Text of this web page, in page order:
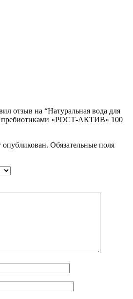
отзыв на “Натуральная вода для
«РОСТ-АКТИВ» 100
опубликован. Обязательные поля